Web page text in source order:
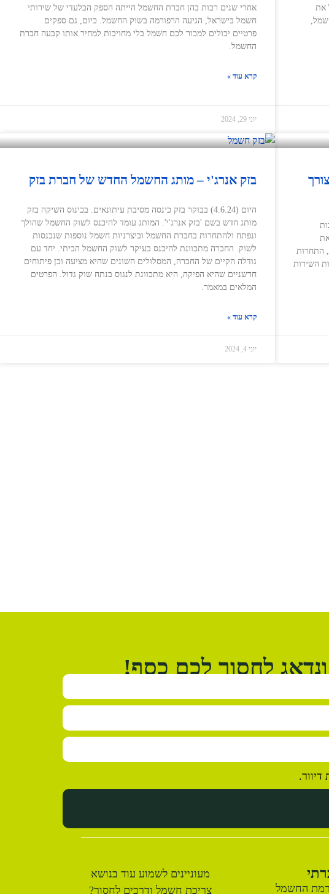
את
אחרי שנים רבות בהן חברת החשמל הייתה הספק הבלעדי של שירותי
חשמל בישראל, הגיעה הרפורמה בשוק החשמל. כיום, גם ספקים
פרטיים יכולים למכור לכם חשמל בלי מחויבות למחיר אותו קבעה חברת
החשמל.
קרא עוד »
יוני 29, 2024
התחרות
השירות
בזק אנרג'י – מותג החשמל החדש של חברת בזק
היום (4.6.24) בבוקר בזק כינסה מסיבת עיתונאים. בכינוס השיקה בזק
מותג חדש בשם 'בזק אנרג'י'. המותג עומד להיכנס לשוק החשמל שהולך
ונפתח ולהתחרות בחברת החשמל וביצרניות חשמל נוספות שנכנסות
לשוק. החברה מתכוונת להיכנס בעיקר לשוק החשמל הביתי. יחד עם
גודלה הקיים של החברה, המסלולים השונים שהיא מציעה וכן פיתוחים
חדשניים שהיא הפיקה, היא מתכוונת לנגוס בנתח שוק גדול. הפרטים
המלאים במאמר.
קרא עוד »
יוני 4, 2024
לחסוך לכם כסף!
החשמל
מעוניינים לשמוע עוד בנושא
צריכת חשמל ודרכים לחסוך?